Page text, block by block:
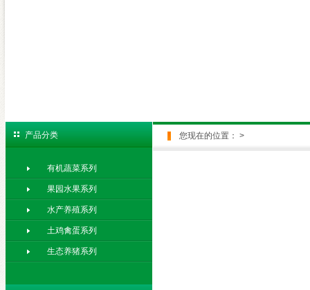
您现在的位置： >
产品分类
有机蔬菜系列
果园水果系列
水产养殖系列
土鸡禽蛋系列
生态养猪系列